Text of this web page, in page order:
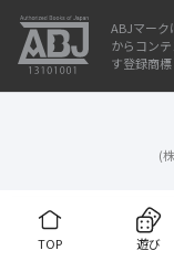
TOP 遊び
ABJマーク
からコン
す登録商
(